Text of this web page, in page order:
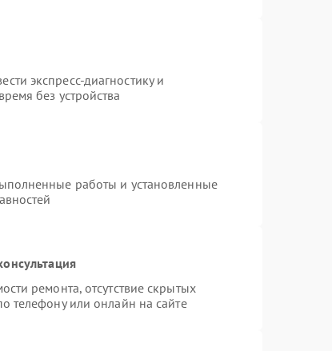
экспресс-диагностику и
без устройства
работы и установленные
ремонта, отсутствие скрытых
телефону или онлайн на сайте